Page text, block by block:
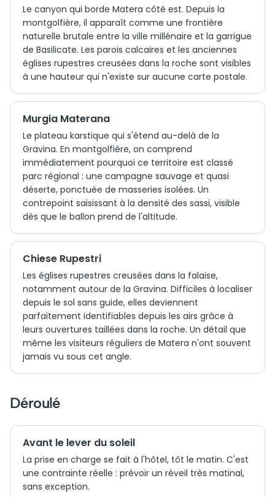
Le canyon qui borde Matera côté est. Depuis la
montgolfière, il apparaît comme une frontière
naturelle brutale entre la ville millénaire et la garrigue
de Basilicate. Les parois calcaires et les anciennes
églises rupestres creusées dans la roche sont visibles
à une hauteur qui n'existe sur aucune carte postale.
Murgia Materana
Le plateau karstique qui s'étend au-delà de la
Gravina. En montgolfière, on comprend
immédiatement pourquoi ce territoire est classé
parc régional : une campagne sauvage et quasi
déserte, ponctuée de masseries isolées. Un
contrepoint saisissant à la densité des sassi, visible
dès que le ballon prend de l'altitude.
Chiese Rupestri
Les églises rupestres creusées dans la falaise,
notamment autour de la Gravina. Difficiles à localiser
depuis le sol sans guide, elles deviennent
parfaitement identifiables depuis les airs grâce à
leurs ouvertures taillées dans la roche. Un détail que
même les visiteurs réguliers de Matera n'ont souvent
jamais vu sous cet angle.
Déroulé
Avant le lever du soleil
La prise en charge se fait à l'hôtel, tôt le matin. C'est
une contrainte réelle : prévoir un réveil très matinal,
sans exception.